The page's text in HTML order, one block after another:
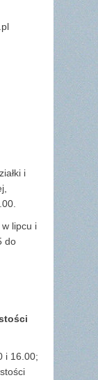
i
lipcu i
do
i 16.00;